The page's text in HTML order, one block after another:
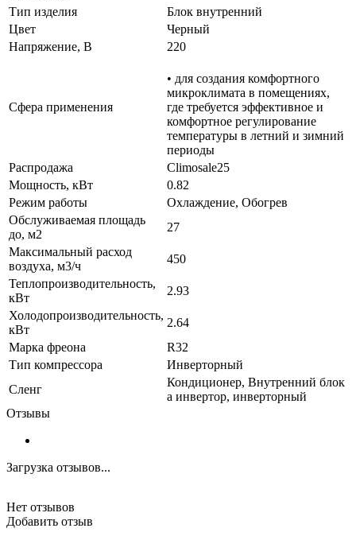
Тип изделия
Блок внутренний
Цвет
Черный
Напряжение, В
220
Сфера применения
• для создания комфортного
микроклимата в помещениях,
где требуется эффективное и
комфортное регулирование
температуры в летний и зимний
периоды
Распродажа
Climosale25
Мощность, кВт
0.82
Режим работы
Охлаждение, Обогрев
Обслуживаемая площадь
до, м2
27
Максимальный расход
воздуха, м3/ч
450
Теплопроизводительность,
кВт
2.93
Холодопроизводительность,
кВт
2.64
Марка фреона
R32
Тип компрессора
Инверторный
Сленг
Кондиционер, Внутренний блок
а инвертор, инверторный
Отзывы
Загрузка отзывов...
Нет отзывов
Добавить отзыв